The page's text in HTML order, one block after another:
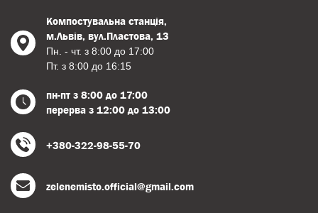
Компостувальна станція,
м.Львів, вул.Пластова, 13
Пн. - чт. з 8:00 до 17:00
Пт. з 8:00 до 16:15
пн-пт з 8:00 до 17:00
перерва з 12:00 до 13:00
+380-322-98-55-70
zelenemisto.official@gmail.com